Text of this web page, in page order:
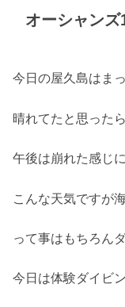
オーシャンズ
今日の屋久島はま
晴れてたと思った
午後は崩れた感じ
こんな天気ですが
って事はもちろん
今日は体験ダイビ